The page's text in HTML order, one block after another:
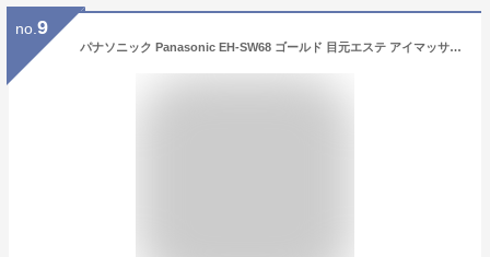
no. 9
パナソニック Panasonic EH-SW68 ゴールド 目元エステ アイマッサージャー ホット スチーム アロマ リラックス 目の疲れ 潤い リフレッシュ 充電 コードレス 海外 母の日 父の日 敬老の日 プレゼント EHSW68 新生活